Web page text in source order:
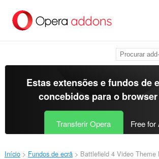
para
Estas extensões e fundos de
concebidos para o
Transferir Opera Free for
Início Fundos de ecrã Battlefield 4 Video Theme